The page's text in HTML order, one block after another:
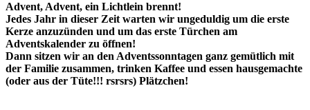
Advent, Advent, ein Lichtlein brennt!
Jedes Jahr in dieser Zeit warten wir ungeduldig um die erste
Kerze anzuzünden und um das erste Türchen am
Adventskalender zu öffnen!
Dann sitzen wir an den Adventssonntagen ganz gemütlich mit
der Familie zusammen, trinken Kaffee und essen hausgemachte
(oder aus der Tüte!!! rsrsrs) Plätzchen!